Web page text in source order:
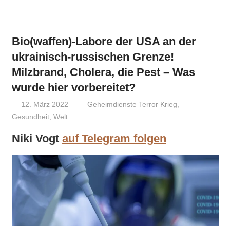
Bio(waffen)-Labore der USA an der
ukrainisch-russischen Grenze!
Milzbrand, Cholera, die Pest – Was
wurde hier vorbereitet?
12. März 2022 Niki Vogt
Geheimdienste Terror Krieg,
Gesundheit, Welt
Niki Vogt auf Telegram folgen